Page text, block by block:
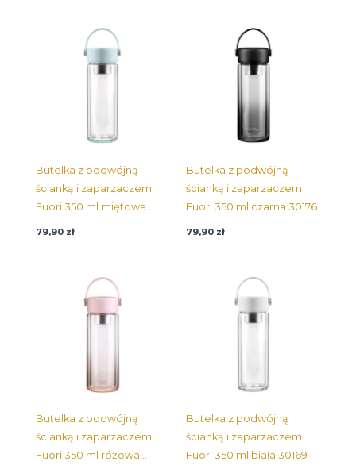
Butelka z podwójną
ścianką i zaparzaczem
Fuori 350 ml miętowa
79,90 zł
Butelka z podwójną
ścianką i zaparzaczem
Fuori 350 ml czarna 30176
79,90 zł
Butelka z podwójną
ścianką i zaparzaczem
Fuori 350 ml różowa
Butelka z podwójną
ścianką i zaparzaczem
Fuori 350 ml biała 30169